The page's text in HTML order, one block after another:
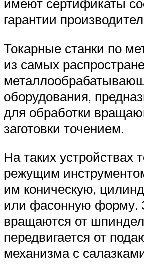
гарантии
Токарные станки по
из самых
оборудования,
для обработки
заготовки точением.
На таких устройствах
режущим
им коническую,
или фасонную форму.
вращаются от
передвигается от
механизма с